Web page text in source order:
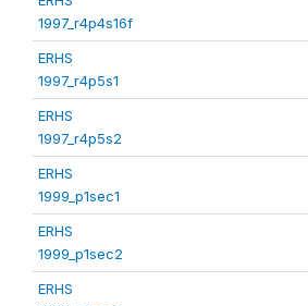
1997_r4p4s16f
ERHS
1997_r4p5s1
ERHS
1997_r4p5s2
ERHS
1999_p1sec1
ERHS
1999_p1sec2
ERHS